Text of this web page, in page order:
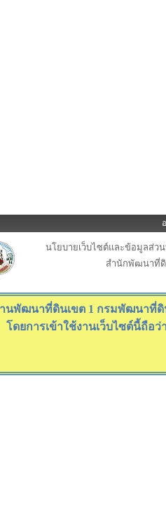
นโยบายเว็บไซต์และข้อมูลส่
สำนักพัฒนาที่ดิ
นพัฒนาที่ดินเขต 1 กรมพัฒนาที่ดิ
โดยการเข้าใช้งานเว็บไซต์นี้ถื